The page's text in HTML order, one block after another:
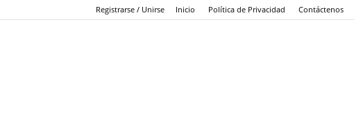
Registrarse / Unirse Inicio Política de Privacidad Contáctenos